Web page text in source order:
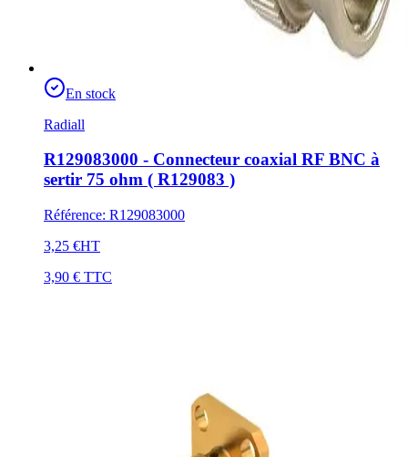
En stock
Radiall
R129083000 - Connecteur coaxial RF BNC à
sertir 75 ohm ( R129083 )
Référence: R129083000
3,25 €HT
3,90 € TTC